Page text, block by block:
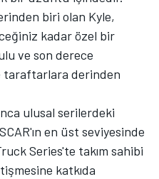
biri olan Kyle,
kadar özel bir
ve son derece
taraftarlara derinden
ulusal serilerdeki
en üst seviyesinde
Series'te takım sahibi
katkıda